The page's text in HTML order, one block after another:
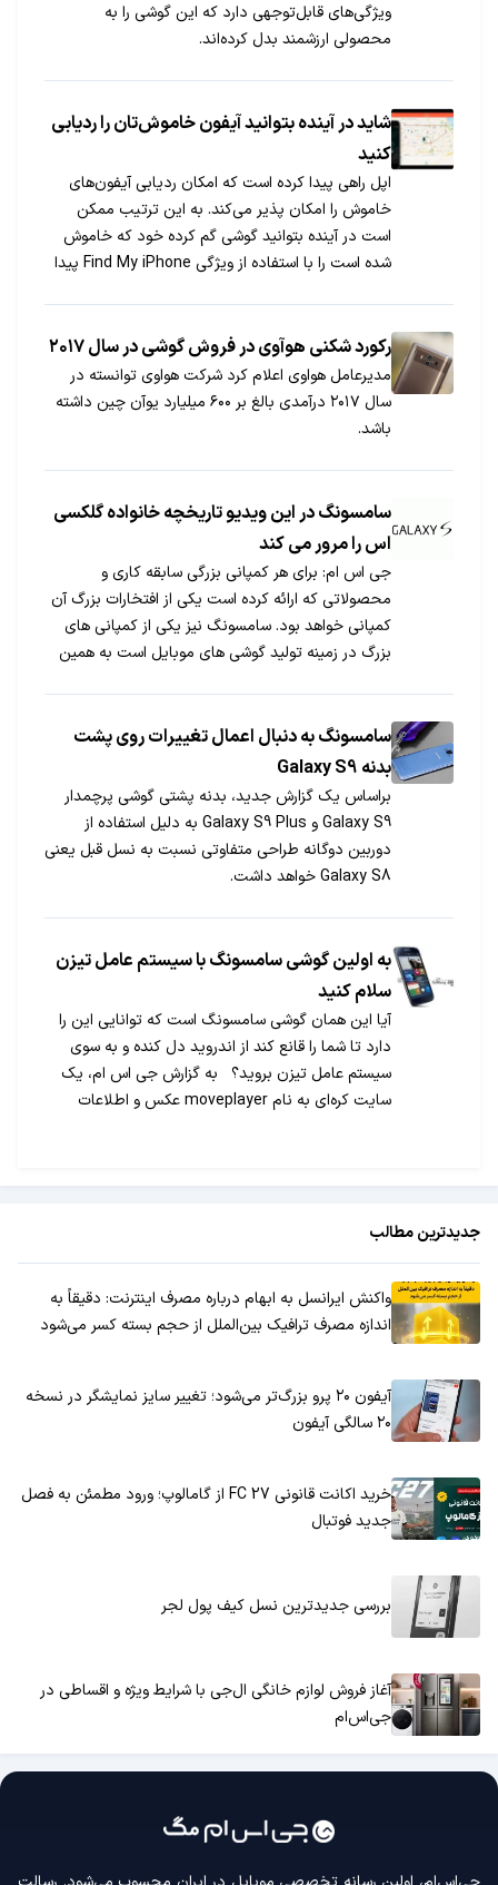
ویژگی‌های قابل‌توجهی دارد که این گوشی را به
محصولی ارزشمند بدل کرده‌اند.
شاید در آینده بتوانید آیفون خاموش‌تان را ردیابی
کنید
اپل راهی پیدا کرده است که امکان ردیابی آیفون‌های
خاموش را امکان پذیر می‌کند. به این ترتیب ممکن
است در آینده بتوانید گوشی گم کرده خود که خاموش
شده است را با استفاده از ویژگی Find My iPhone پیدا
رکورد شکنی هوآوی در فروش گوشی در سال ۲۰۱۷
مدیرعامل هواوی اعلام کرد شرکت هواوی توانسته در
سال ۲۰۱۷ درآمدی بالغ بر ۶۰۰ میلیارد یوآن چین داشته
باشد.
سامسونگ در این ویدیو تاریخچه خانواده گلکسی
اس را مرور می کند
جی اس ام: برای هر کمپانی بزرگی سابقه کاری و
محصولاتی که ارائه کرده است یکی از افتخارات بزرگ آن
کمپانی خواهد بود. سامسونگ نیز یکی از کمپانی های
بزرگ در زمینه تولید گوشی های موبایل است به همین
محصولات را به همگان یادآوری کند.
سامسونگ به دنبال اعمال تغییرات روی پشت
بدنه Galaxy S9
براساس یک گزارش جدید، بدنه پشتی گوشی پرچمدار
Galaxy S9 و Galaxy S9 Plus به دلیل استفاده از
دوربین دوگانه طراحی متفاوتی نسبت به نسل قبل یعنی
Galaxy S8 خواهد داشت.
به اولین گوشی سامسونگ با سیستم عامل تیزن
سلام کنید
آیا این همان گوشی سامسونگ است که توانایی این را
دارد تا شما را قانع کند از اندروید دل کنده و به سوی
سیستم عامل تیزن بروید؟ به گزارش جی اس ام، یک
سایت کره‌ای به نام moveplayer عکس و اطلاعات
جدیدترین مطالب
واکنش ایرانسل به ابهام درباره مصرف اینترنت: دقیقاً به
اندازه مصرف ترافیک بین‌الملل از حجم بسته کسر می‌شود
آیفون ۲۰ پرو بزرگ‌تر می‌شود؛ تغییر سایز نمایشگر در نسخه
۲۰ سالگی آیفون
خرید اکانت قانونی FC 27 از گامالوپ؛ ورود مطمئن به فصل
جدید فوتبال
بررسی جدیدترین نسل کیف پول لجر
آغاز فروش لوازم خانگی ال‌جی با شرایط ویژه و اقساطی در
جی‌اس‌ام